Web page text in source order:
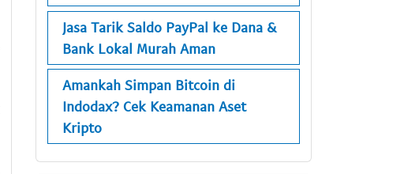
Jasa Tarik Saldo PayPal ke Dana &
Bank Lokal Murah Aman
Amankah Simpan Bitcoin di
Indodax? Cek Keamanan Aset
Kripto